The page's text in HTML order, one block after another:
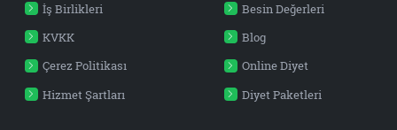
İş Birlikleri
KVKK
Çerez Politikası
Hizmet Şartları
Besin Değerleri
Blog
Online Diyet
Diyet Paketleri